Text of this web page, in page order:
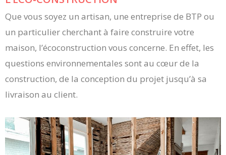
Que vous soyez un artisan, une entreprise de BTP ou
un particulier cherchant à faire construire votre
maison, l’écoconstruction vous concerne. En effet, les
questions environnementales sont au cœur de la
construction, de la conception du projet jusqu’à sa
livraison au client.